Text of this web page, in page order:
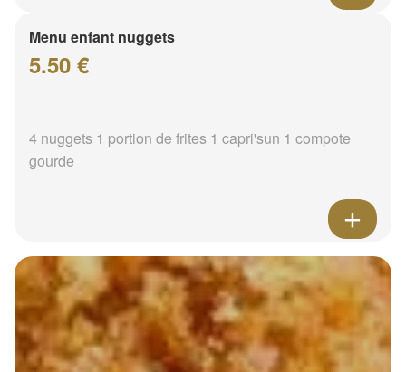
Menu enfant nuggets
5.50 €
4 nuggets 1 portion de frites 1 capri'sun 1 compote
gourde